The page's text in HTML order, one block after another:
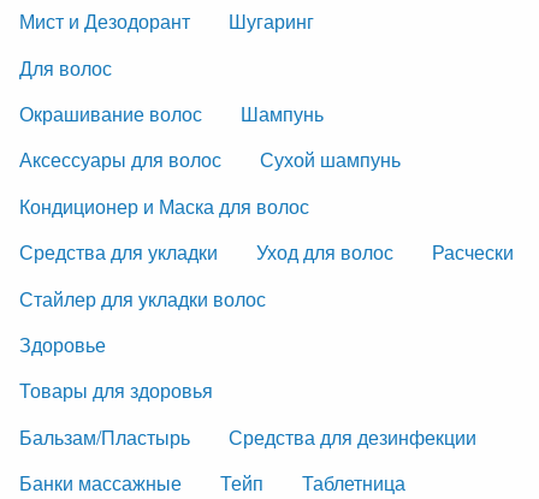
Мист и Дезодорант
Шугаринг
Для волос
Окрашивание волос
Шампунь
Аксессуары для волос
Сухой шампунь
Кондиционер и Маска для волос
Средства для укладки
Уход для волос
Расчески
Стайлер для укладки волос
Здоровье
Товары для здоровья
Бальзам/Пластырь
Средства для дезинфекции
Банки массажные
Тейп
Таблетница